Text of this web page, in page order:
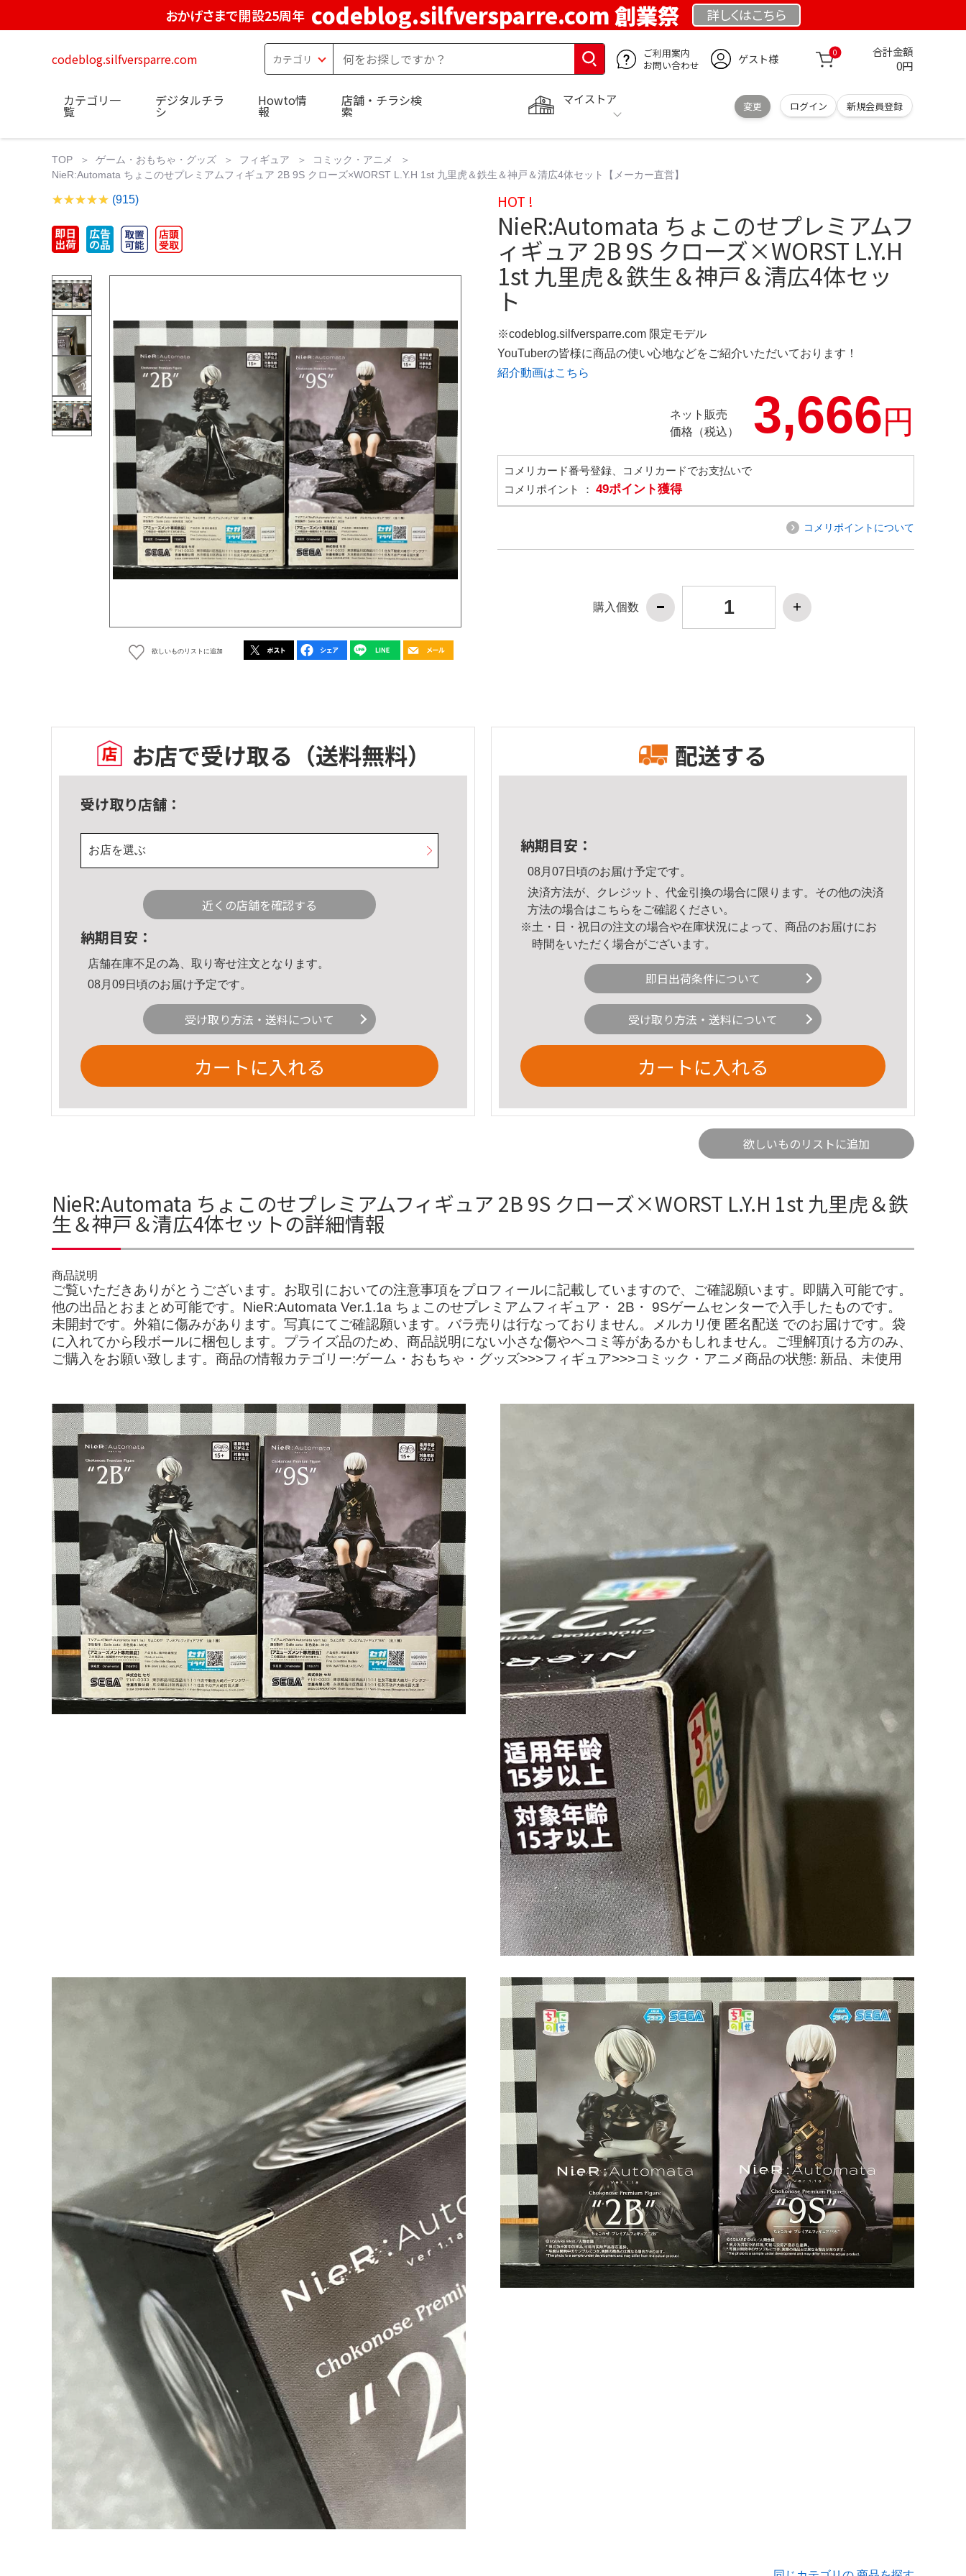
おかげさまで開設25周年 codeblog.silfversparre.com 創業祭 詳しくはこちら
codeblog.silfversparre.com
ご利用案内
お問い合わせ
ゲスト様 0 合計金額
0円
マイストア
変更 ログイン 新規会員登録
カテゴリ一
覧
デジタルチラ
シ
Howto情
報
店舗・チラシ検
索
TOP ゲーム・おもちゃ・グッズ フィギュア
コミック・アニメ
NieR:Automata ちょこのせプレミアムフィギュア 2B 9S クローズ×WORST L.Y.H 1st 九里虎＆鉄生＆神戸＆清広4体セット【メーカー直営】
(915)
欲しいものリストに追加
HOT !
NieR:Automata ちょこのせプレミアムフ
ィギュア 2B 9S クローズ×WORST L.Y.H
1st 九里虎＆鉄生＆神戸＆清広4体セッ
ト
※codeblog.silfversparre.com 限定モデル
YouTuberの皆様に商品の使い心地などをご紹介いただいております！
紹介動画はこちら
ネット販売
価格（税込）
3,666円
コメリカード番号登録、コメリカードでお支払いで
コメリポイント ： 49ポイント獲得
コメリポイントについて
購入個数
お店で受け取る （送料無料）
受け取り店舗：
お店を選ぶ
近くの店舗を確認する
納期目安：
店舗在庫不足の為、取り寄せ注文となります。
08月09日頃のお届け予定です。
受け取り方法・送料について
カートに入れる
配送する
納期目安：
08月07日頃のお届け予定です。
決済方法が、クレジット、代金引換の場合に限ります。その他の決済
方法の場合はこちら をご確認ください。
※土・日・祝日の注文の場合や在庫状況によって、商品のお届けにお
時間をいただく場合がございます。
即日出荷条件について
受け取り方法・送料について
カートに入れる
欲しいものリストに追加
NieR:Automata ちょこのせプレミアムフィギュア 2B 9S クローズ×WORST L.Y.H 1st 九里虎＆鉄
生＆神戸＆清広4体セットの詳細情報
商品説明
ご覧いただきありがとうございます。お取引においての注意事項をプロフィールに記載していますので、ご確認願います。即購入可能です。
他の出品とおまとめ可能です。NieR:Automata Ver.1.1a ちょこのせプレミアムフィギュア・ 2B・ 9Sゲームセンターで入手したものです。
未開封です。外箱に傷みがあります。写真にてご確認願います。バラ売りは行なっておりません。メルカリ便 匿名配送 でのお届けです。袋
に入れてから段ボールに梱包します。プライズ品のため、商品説明にない小さな傷やヘコミ等があるかもしれません。ご理解頂ける方のみ、
ご購入をお願い致します。商品の情報カテゴリー:ゲーム・おもちゃ・グッズ>>>フィギュア>>>コミック・アニメ商品の状態: 新品、未使用